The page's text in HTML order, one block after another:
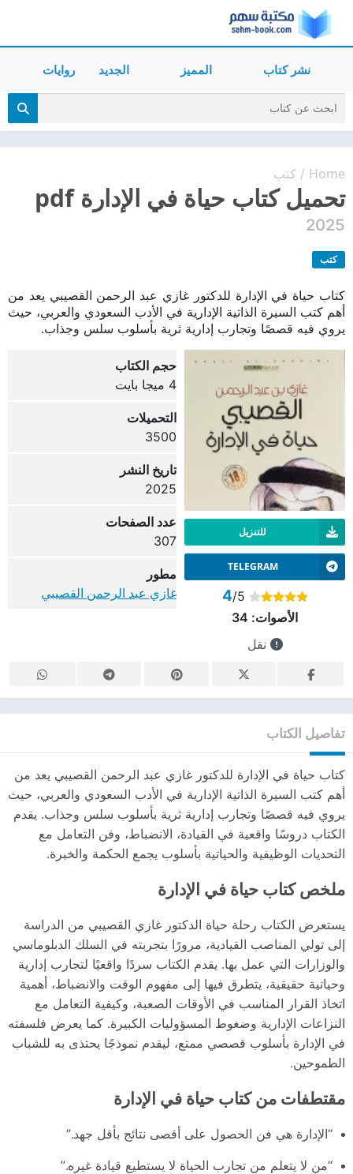
نشر كتاب المميز الجديد روايات
Home
/ كتب
تحميل كتاب حياة في الإدارة pdf
2025
كتب
كتاب حياة في الإدارة للدكتور غازي عبد الرحمن القصيبي يعد من
أهم كتب السيرة الذاتية الإدارية في الأدب السعودي والعربي، حيث
يروي فيه قصصًا وتجارب إدارية ثرية بأسلوب سلس وجذاب.
للتنزيل
TELEGRAM
4/5
الأصوات: 34
نقل
حجم الكتاب
4 ميجا بايت
التحميلات
3500
تاريخ النشر
2025
عدد الصفحات
307
مطور
غازي عبد الرحمن القصيبي
تفاصيل الكتاب
كتاب حياة في الإدارة للدكتور غازي عبد الرحمن القصيبي يعد من
أهم كتب السيرة الذاتية الإدارية في الأدب السعودي والعربي، حيث
يروي فيه قصصًا وتجارب إدارية ثرية بأسلوب سلس وجذاب. يقدم
الكتاب دروسًا واقعية في القيادة، الانضباط، وفن التعامل مع
التحديات الوظيفية والحياتية بأسلوب يجمع الحكمة والخبرة.
ملخص كتاب حياة في الإدارة
يستعرض الكتاب رحلة حياة الدكتور غازي القصيبي من الدراسة
إلى تولي المناصب القيادية، مرورًا بتجربته في السلك الدبلوماسي
والوزارات التي عمل بها. يقدم الكتاب سردًا واقعيًا لتجارب إدارية
وحياتية حقيقية، يتطرق فيها إلى مفهوم الوقت والانضباط، أهمية
اتخاذ القرار المناسب في الأوقات الصعبة، وكيفية التعامل مع
النزاعات الإدارية وضغوط المسؤوليات الكبيرة. كما يعرض فلسفته
في الإدارة بأسلوب قصصي ممتع، ليقدم نموذجًا يحتذى به للشباب
الطموحين.
مقتطفات من كتاب حياة في الإدارة
“الإدارة هي فن الحصول على أقصى نتائج بأقل جهد.”
“من لا يتعلم من تجارب الحياة لا يستطيع قيادة غيره.”